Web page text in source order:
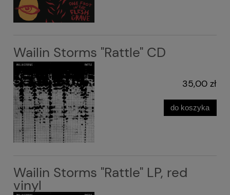
Wailin Storms "Rattle" CD
35,00 zł
do koszyka
Wailin Storms "Rattle" LP, red
vinyl